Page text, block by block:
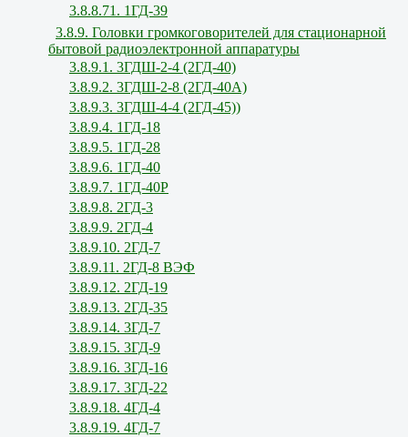
3.8.8.71. 1ГД-39
3.8.9. Головки громкоговорителей для стационарной
бытовой радиоэлектронной аппаратуры
3.8.9.1. 3ГДШ-2-4 (2ГД-40)
3.8.9.2. 3ГДШ-2-8 (2ГД-40А)
3.8.9.3. 3ГДШ-4-4 (2ГД-45))
3.8.9.4. 1ГД-18
3.8.9.5. 1ГД-28
3.8.9.6. 1ГД-40
3.8.9.7. 1ГД-40Р
3.8.9.8. 2ГД-3
3.8.9.9. 2ГД-4
3.8.9.10. 2ГД-7
3.8.9.11. 2ГД-8 ВЭФ
3.8.9.12. 2ГД-19
3.8.9.13. 2ГД-35
3.8.9.14. 3ГД-7
3.8.9.15. 3ГД-9
3.8.9.16. 3ГД-16
3.8.9.17. 3ГД-22
3.8.9.18. 4ГД-4
3.8.9.19. 4ГД-7